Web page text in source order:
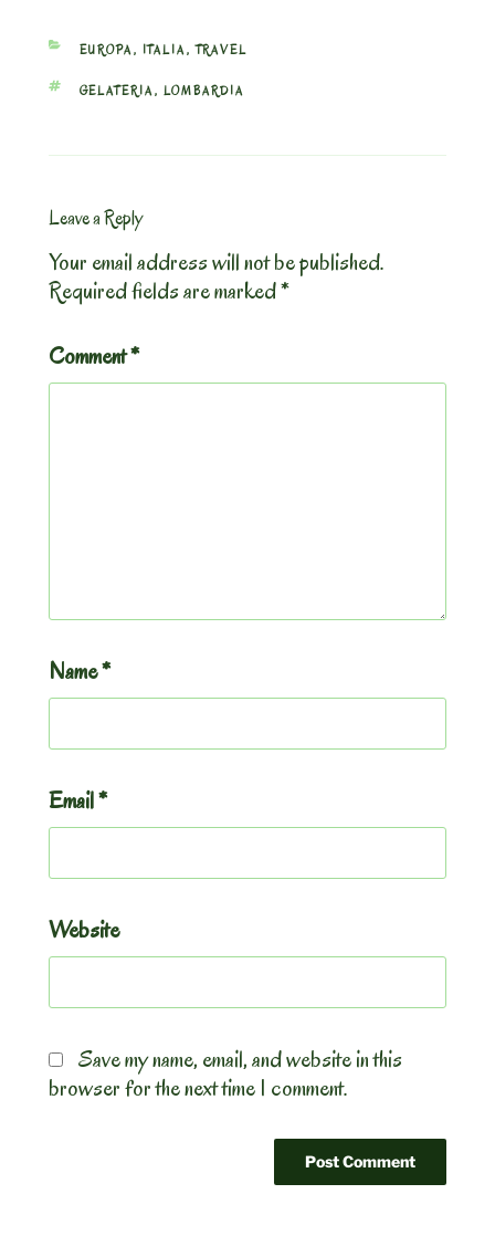
CATEGORIES
EUROPA, ITALIA,TRAVEL
TAGS
GELATERIA, LOMBARDIA
Leave a Reply
Your email address will not be published.
Required fields are marked*
Comment*
Name*
Email*
Website
Save my name, email, and website in this
browser for the next time I comment.